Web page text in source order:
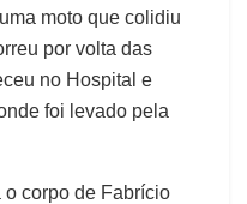
moto que colidiu
por volta das
no Hospital e
foi levado pela
o corpo de Fabrício